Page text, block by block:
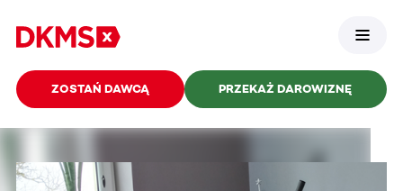
ZOSTAŃ DAWCĄ PRZEKAŻ DAROWIZNĘ